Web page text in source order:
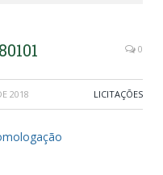
0
2018 LICITAÇÕES